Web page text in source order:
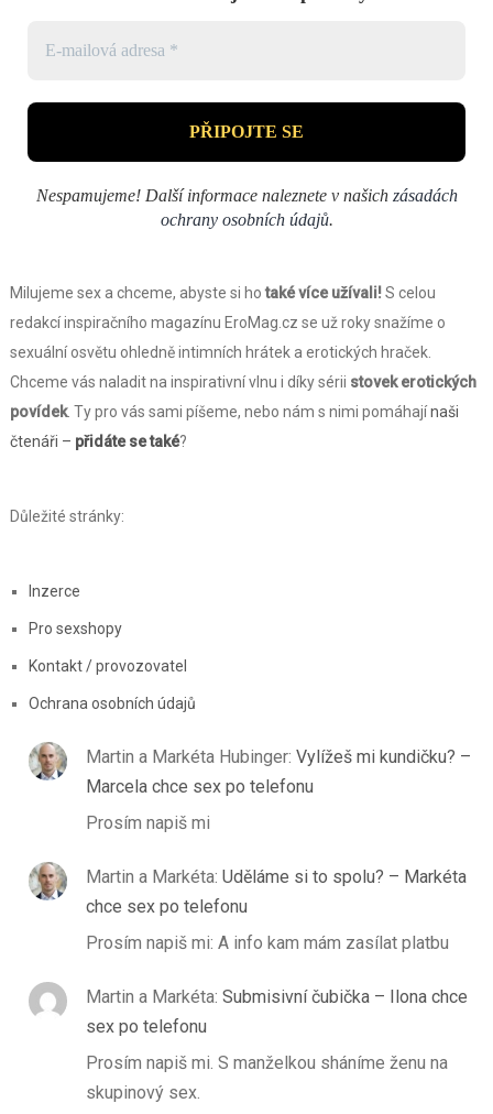
Nespamujeme! Další informace naleznete v našich zásadách
ochrany osobních údajů.
Milujeme sex a chceme, abyste si hotaké více užívali!S celou
redakcí inspiračního magazínu EroMag.cz se už roky snažíme o
sexuální osvětu ohledně intimních hrátek a erotických hraček.
Chceme vás naladit na inspirativní vlnu i díky sérii stovek erotických
povídek. Ty pro vás sami píšeme, nebo nám s nimi pomáhajínaši
čtenáři – přidáte se také?
Důležité stránky:
Inzerce
Pro sexshopy
Kontakt / provozovatel
Ochrana osobních údajů
Martin a Markéta Hubinger: Vylížeš mi kundičku? –
Marcela chce sex po telefonu
Prosím napiš mi
Martin a Markéta: Uděláme si to spolu? – Markéta
chce sex po telefonu
Prosím napiš mi: A info kam mám zasílat platbu
Martin a Markéta: Submisivní čubička – Ilona chce
sex po telefonu
Prosím napiš mi. S manželkou sháníme ženu na
skupinový sex.